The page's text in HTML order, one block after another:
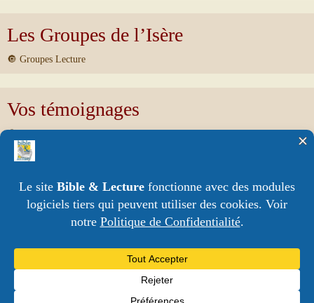
Les Groupes de l’Isère
🔘 Groupes Lecture
Vos témoignages
🔘 Ça m’oblige !
Archives
Les cookies